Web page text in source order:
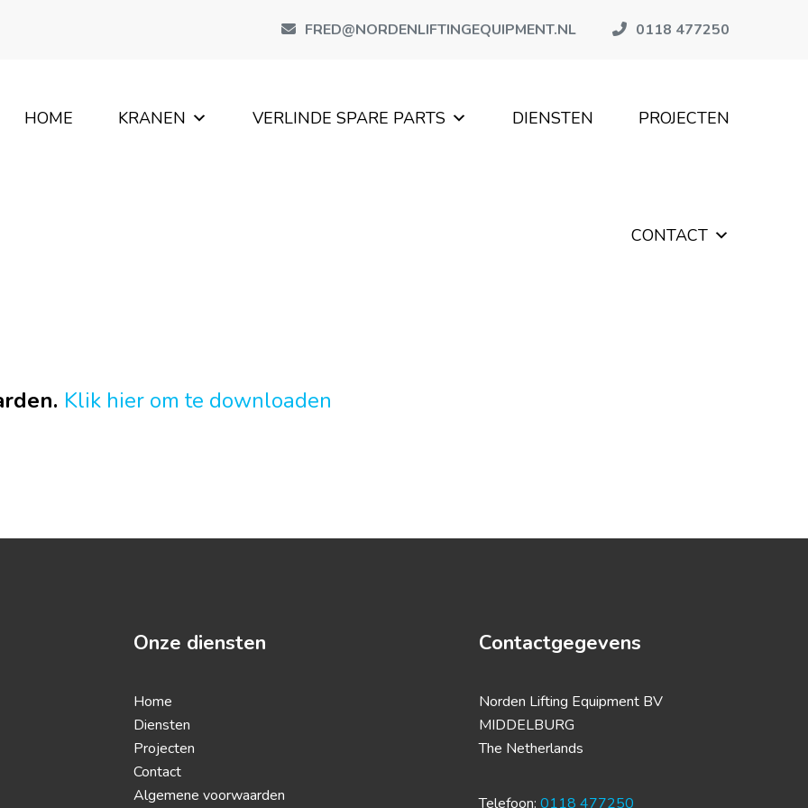
FRED@NORDENLIFTINGEQUIPMENT.NL 0118 477250
HOME KRANEN VERLINDE SPARE PARTS DIENSTEN PROJECTEN
CONTACT
Klik hier om te downloaden
Onze diensten
Home
Diensten
Projecten
Contact
Algemene voorwaarden
Contactgegevens
Norden Lifting Equipment BV
MIDDELBURG
The Netherlands
Telefoon:0118 477250